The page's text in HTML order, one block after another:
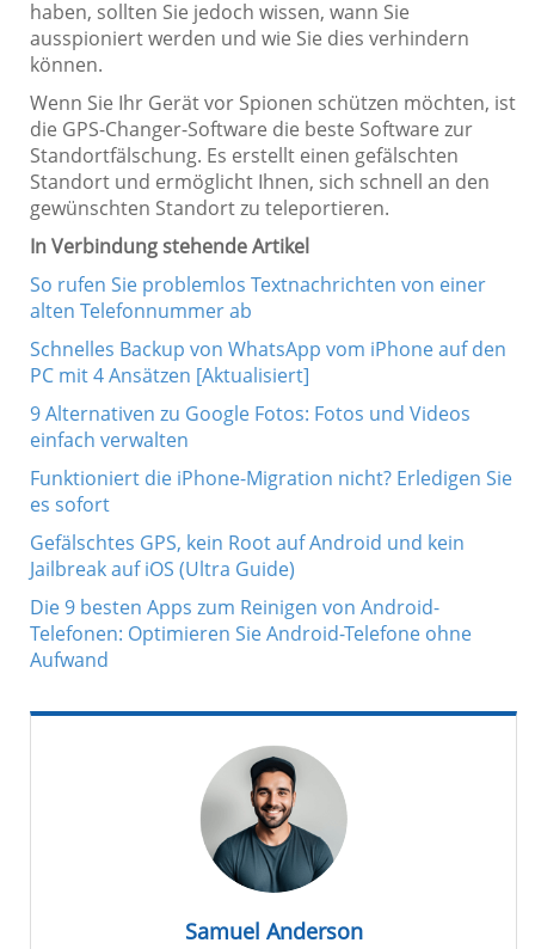
haben, sollten Sie jedoch wissen, wann Sie
ausspioniert werden und wie Sie dies verhindern
können.
Wenn Sie Ihr Gerät vor Spionen schützen möchten, ist
die GPS-Changer-Software die beste Software zur
Standortfälschung. Es erstellt einen gefälschten
Standort und ermöglicht Ihnen, sich schnell an den
gewünschten Standort zu teleportieren.
In Verbindung stehende Artikel
So rufen Sie problemlos Textnachrichten von einer
alten Telefonnummer ab
Schnelles Backup von WhatsApp vom iPhone auf den
PC mit 4 Ansätzen [Aktualisiert]
9 Alternativen zu Google Fotos: Fotos und Videos
einfach verwalten
Funktioniert die iPhone-Migration nicht? Erledigen Sie
es sofort
Gefälschtes GPS, kein Root auf Android und kein
Jailbreak auf iOS (Ultra Guide)
Die 9 besten Apps zum Reinigen von Android-
Telefonen: Optimieren Sie Android-Telefone ohne
Aufwand
Samuel Anderson